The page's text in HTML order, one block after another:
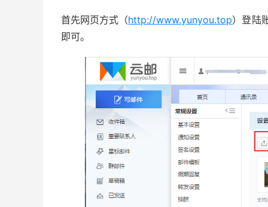
首先网页方式（http://www.yunyou.top）登陆
即可。